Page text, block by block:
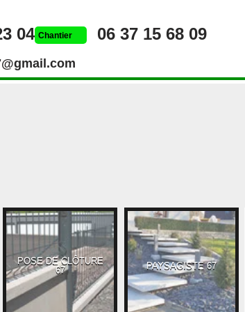
04 Chantier 06 37 15 68 09
POSE DE CLÔTURE
67
PAYSAGISTE 67